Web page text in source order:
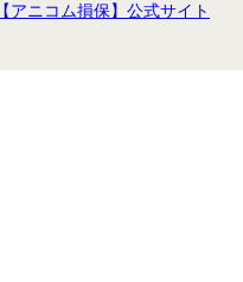
アニコム損保】公式サイト